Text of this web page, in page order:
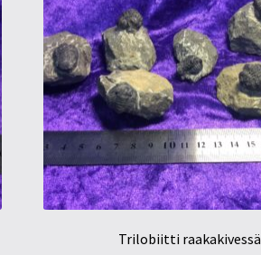
Trilobiitti raakakivessä